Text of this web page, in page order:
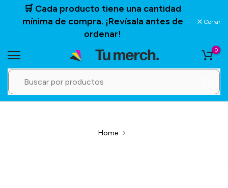
Saltar🛒 Cada producto tiene una cantidad
mínima de compra. ¡Revísala antes de
ordenar!
Cerrar
0
Home